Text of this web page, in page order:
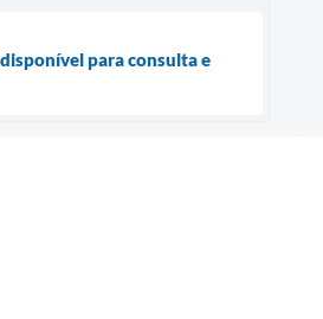
para consulta e